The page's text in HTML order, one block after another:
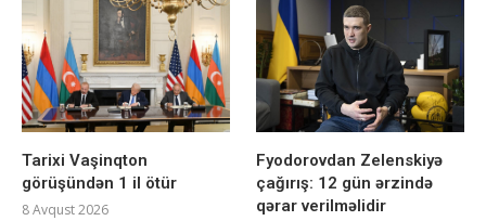
Tarixi Vaşinqton
görüşündən 1 il ötür
8 Avqust 2026
Fyodorovdan Zelenskiyə
çağırış: 12 gün ərzində
qərar verilməlidir